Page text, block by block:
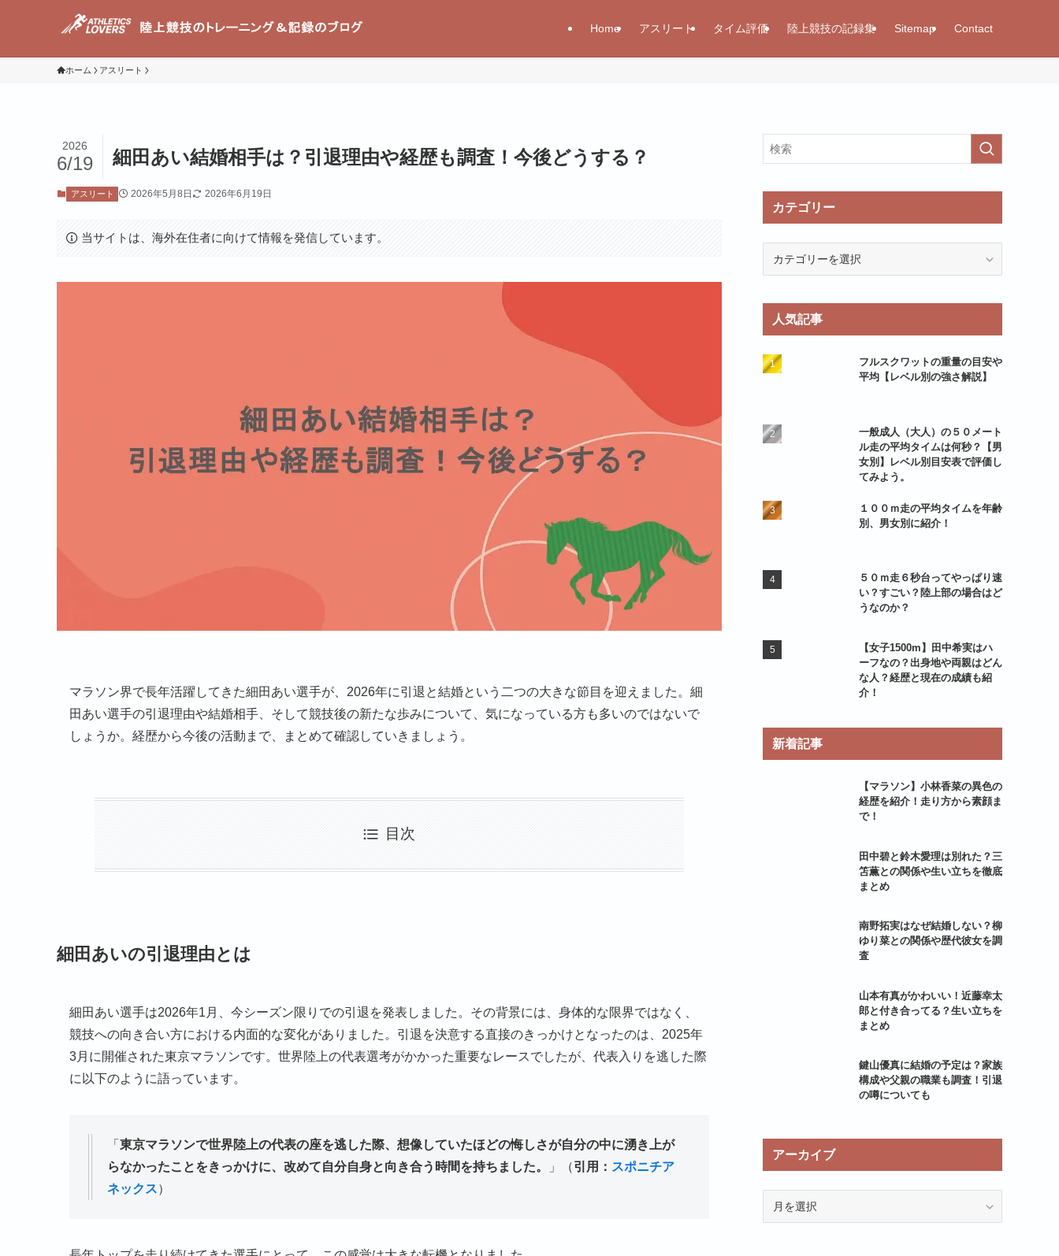
Home アスリート タイム評価 陸上競技の記録集 Sitemap Contact
ホーム アスリート
細田あい結婚相手は？引退理由や経歴も調査！今後どうする？
2026
6/19
アスリート 2026年5月8日 2026年6月19日
当サイトは、海外在住者に向けて情報を発信しています。
マラソン界で長年活躍してきた細田あい選手が、2026年に引退と結婚という二つの大きな節目を迎えました。細
田あい選手の引退理由や結婚相手、そして競技後の新たな歩みについて、気になっている方も多いのではないで
しょうか。経歴から今後の活動まで、まとめて確認していきましょう。
目次
細田あいの引退理由とは
細田あい選手は2026年1月、今シーズン限りでの引退を発表しました。その背景には、身体的な限界ではなく、
競技への向き合い方における内面的な変化がありました。引退を決意する直接のきっかけとなったのは、2025年
3月に開催された東京マラソンです。世界陸上の代表選考がかかった重要なレースでしたが、代表入りを逃した際
に以下のように語っています。
「 東京マラソンで世界陸上の代表の座を逃した際、想像していたほどの悔しさが自分の中に湧き上が
らなかったことをきっかけに、改めて自分自身と向き合う時間を持ちました。
」（引用： スポニチア
ネックス）
カテゴリー
リ
人気記事
フルスクワットの重量の目安や
平均【レベル別の強さ解説】
一般成人（大人）の５０メート
ル走の平均タイムは何秒？【男
女別】レベル別目安表で評価し
てみよう。
１００ｍ走の平均タイムを年齢
別、男女別に紹介！
５０ｍ走６秒台ってやっぱり速
い？すごい？陸上部の場合はど
うなのか？
【女子1500m】田中希実はハ
ーフなの？出身地や両親はどん
な人？経歴と現在の成績も紹
介！
新着記事
【マラソン】小林香菜の異色の
経歴を紹介！走り方から素顔ま
で！
田中碧と鈴木愛理は別れた？三
笘薫との関係や生い立ちを徹底
まとめ
南野拓実はなぜ結婚しない？柳
ゆり菜との関係や歴代彼女を調
査
山本有真がかわいい！近藤幸太
郎と付き合ってる？生い立ちを
まとめ
鍵山優真に結婚の予定は？家族
構成や父親の職業も調査！引退
の噂についても
アーカイブ